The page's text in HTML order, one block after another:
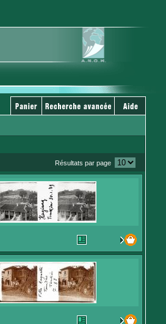
Résultats par page